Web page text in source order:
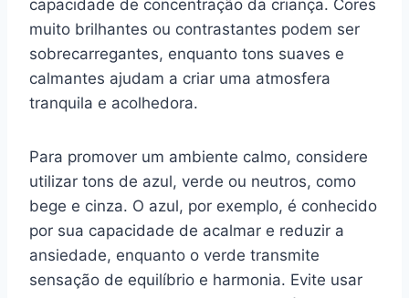
capacidade de concentração da criança. Cores
muito brilhantes ou contrastantes podem ser
sobrecarregantes, enquanto tons suaves e
calmantes ajudam a criar uma atmosfera
tranquila e acolhedora.
Para promover um ambiente calmo, considere
utilizar tons de azul, verde ou neutros, como
bege e cinza. O azul, por exemplo, é conhecido
por sua capacidade de acalmar e reduzir a
ansiedade, enquanto o verde transmite
sensação de equilíbrio e harmonia. Evite usar